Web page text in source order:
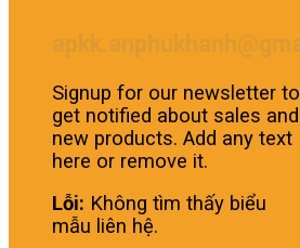
Signup for our newsletter to
get notified about sales and
new products. Add any text
here or remove it.
Lỗi: Không tìm thấy biểu
mẫu liên hệ.